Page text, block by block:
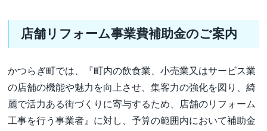
店舗リフォーム事業費補助金のご案内
かつらぎ町では、『町内の飲食業、小売業又はサービス業
の店舗の機能や魅力を向上させ、集客力の強化を図り、綺
麗で活力ある街づくりに寄与するため、店舗のリフォーム
工事を行う事業者』に対し、予算の範囲内において補助金